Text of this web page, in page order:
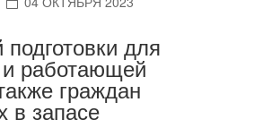
для
работающей
граждан
запасе